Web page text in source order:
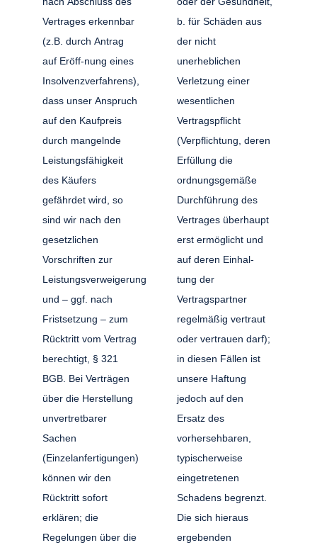
Vertrages erkennbar
(z.B. durch Antrag
auf Eröff-nung eines
Insolvenzverfahrens),
dass unser Anspruch
auf den Kaufpreis
durch mangelnde
Leistungsfähigkeit
des Käufers
gefährdet wird, so
sind wir nach den
gesetzlichen
Vorschriften zur
Leistungsverweigerung
und – ggf. nach
Fristsetzung – zum
Rücktritt vom Vertrag
berechtigt, § 321
BGB. Bei Verträgen
über die Herstellung
unvertretbarer
Sachen
(Einzelanfertigungen)
können wir den
Rücktritt sofort
erklären; die
Regelungen über die
b. für Schäden aus
der nicht
unerheblichen
Verletzung einer
wesentlichen
Vertragspflicht
(Verpflichtung, deren
Erfüllung die
ordnungsgemäße
Durchführung des
Vertrages überhaupt
erst ermöglicht und
auf deren Einhal-
tung der
Vertragspartner
regelmäßig vertraut
oder vertrauen darf);
in diesen Fällen ist
unsere Haftung
jedoch auf den
Ersatz des
vorhersehbaren,
typischerweise
eingetretenen
Schadens begrenzt.
Die sich hieraus
ergebenden